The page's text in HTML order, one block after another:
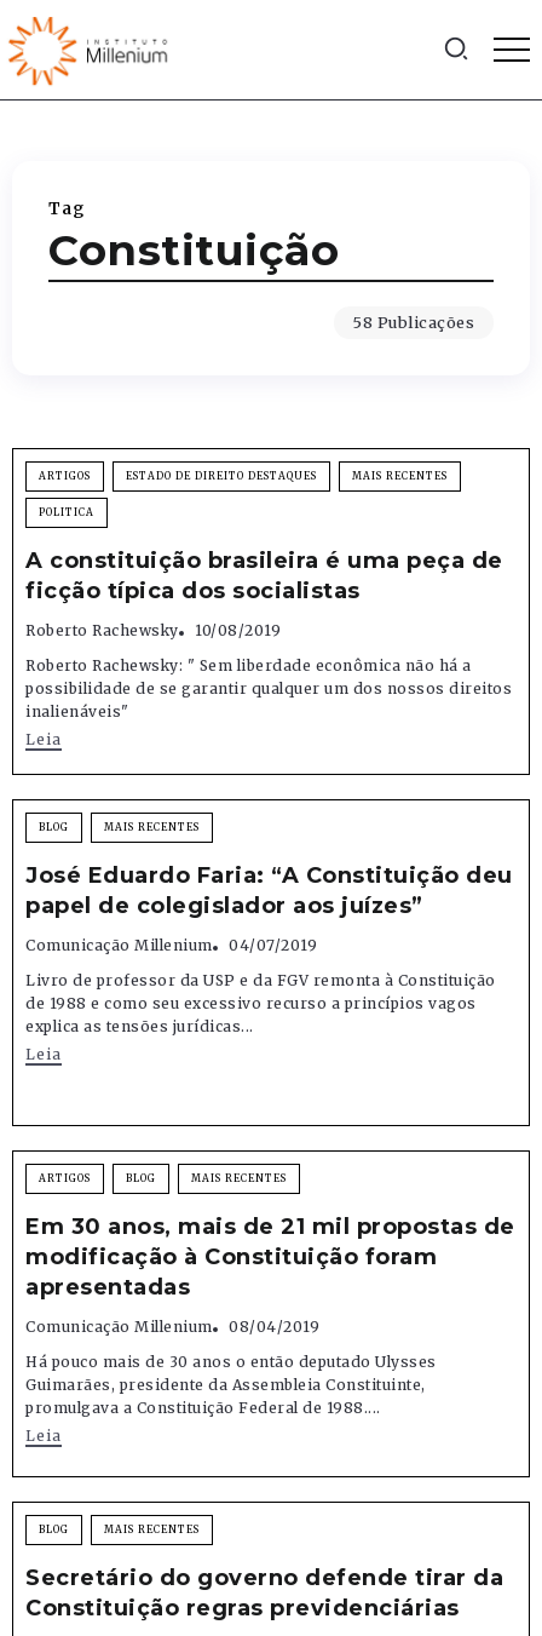
Tag
Constituição
58 Publicações
ARTIGOS ESTADO DE DIREITO DESTAQUES MAIS RECENTES
POLITICA
A constituição brasileira é uma peça de
ficção típica dos socialistas
Roberto Rachewsky
10/08/2019
Roberto Rachewsky: " Sem liberdade econômica não há a
possibilidade de se garantir qualquer um dos nossos direitos
inalienáveis"
Leia
BLOG MAIS RECENTES
José Eduardo Faria: “A Constituição deu
papel de colegislador aos juízes”
Comunicação Millenium
04/07/2019
Livro de professor da USP e da FGV remonta à Constituição
de 1988 e como seu excessivo recurso a princípios vagos
explica as tensões jurídicas...
Leia
ARTIGOS BLOG MAIS RECENTES
Em 30 anos, mais de 21 mil propostas de
modificação à Constituição foram
apresentadas
Comunicação Millenium
08/04/2019
Há pouco mais de 30 anos o então deputado Ulysses
Guimarães, presidente da Assembleia Constituinte,
promulgava a Constituição Federal de 1988....
Leia
BLOG MAIS RECENTES
Secretário do governo defende tirar da
Constituição regras previdenciárias